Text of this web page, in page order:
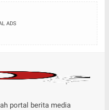
ADS
portal berita media